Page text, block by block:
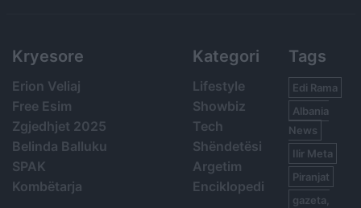
Kryesore
Erion Veliaj
Free Esim
Zgjedhjet 2025
Belinda Balluku
SPAK
Kombëtarja
Kategori
Lifestyle
Showbiz
Tech
Shëndetësi
Argetim
Enciklopedi
Tags
Edi Rama
Albania
News
Ilir Meta
Piranjat
gazeta,